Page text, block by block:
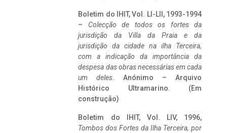
Boletim do IHIT, Vol. LI-LII, 1993-1994
– Colecção de todos os fortes da
jurisdição da Villa da Praia e da
jurisdição da cidade na ilha Terceira,
com a indicação da importância da
despesa das obras necessárias em cada
um deles. Anónimo – Arquivo
Histórico Ultramarino. (Em
construção)
Boletim do IHIT, Vol. LIV, 1996,
Tombos dos Fortes da Ilha Terceira, por